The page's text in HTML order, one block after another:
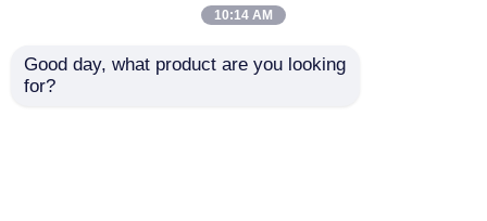
10:14 AM
Good day, what product are you looking
for?